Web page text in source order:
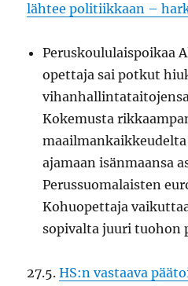
lähtee politiikkaan –
Peruskoululaispoikaa
opettaja sai potkut
Kokemusta
ajamaan isänmaansa
Perussuomalaisten
Kohuopettaja
sopivalta juuri tuohon
27.5.HS:n vastaava